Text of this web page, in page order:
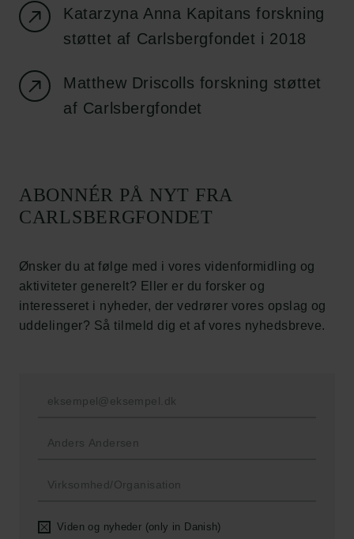
Katarzyna Anna Kapitans forskning
støttet af Carlsbergfondet i 2018
Matthew Driscolls forskning støttet
af Carlsbergfondet
ABONNÉR PÅ NYT FRA
CARLSBERGFONDET
Ønsker du at følge med i vores videnformidling og
aktiviteter generelt? Eller er du forsker og
interesseret i nyheder, der vedrører vores opslag og
uddelinger? Så tilmeld dig et af vores nyhedsbreve.
Viden og nyheder (only in Danish)
Pressekontakt
Job hos os
Databeskyttelsespolitik
Politik for dataetik
Cookiepolitik
Carlsbergfondet
Carlsberg Group
Frederiksborg • Nationalhistorisk Museum
Ny Carlsbergfondet
Ny Carlsberg Glyptotek
1553 København V
+45 33 43 53 63
Bevillingsadministrationen: